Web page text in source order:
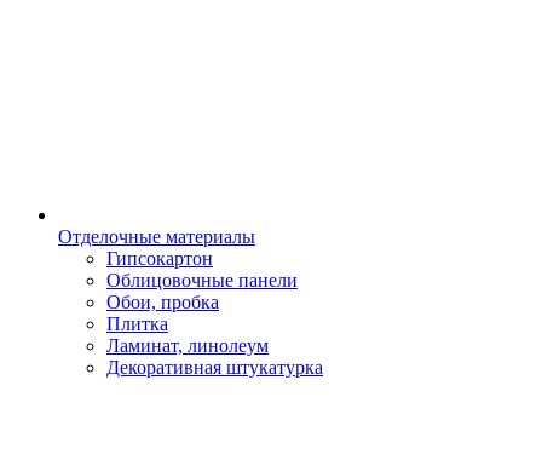
Отделочные материалы
Гипсокартон
Облицовочные панели
Обои, пробка
Плитка
Ламинат, линолеум
Декоративная штукатурка